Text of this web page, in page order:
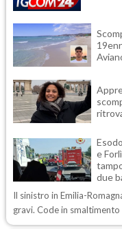
e
due
Il sinistro in Emilia-
gravi. Code in smaltimento